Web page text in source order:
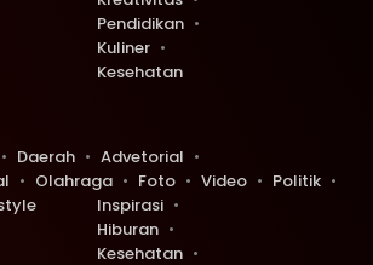
Pendidikan
Kuliner
Kesehatan
Daerah
Advetorial
Olahraga Foto Video
Politik
Inspirasi
Hiburan
Kesehatan